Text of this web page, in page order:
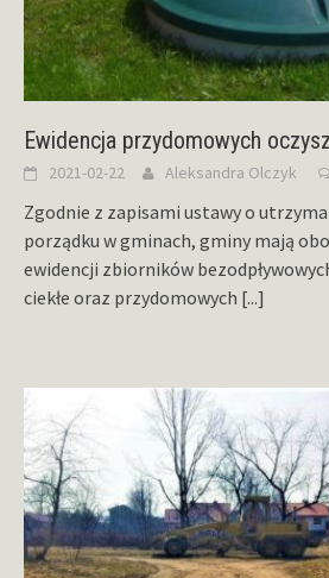
Ewidencja przydomowych
2021-02-22 Aleksandra Olczyk
Zgodnie z zapisami ustawy o
porządku w gminach, gminy mają
ewidencji zbiorników
ciekłe oraz przydomowych [...]